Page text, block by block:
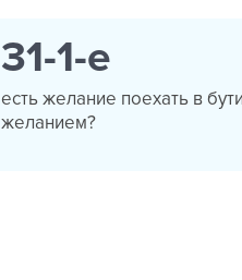
31-1-е
есть желание поехать в
желанием?